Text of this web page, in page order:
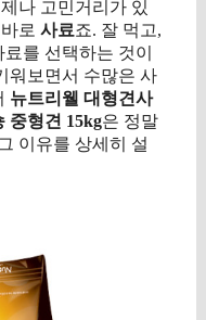
나 고민거리가 있
로 사료죠. 잘 먹고,
를 선택하는 것이
워보면서 수많은 사
뉴트리웰 대형견사
중형견 15kg은 정말
이유를 상세히 설